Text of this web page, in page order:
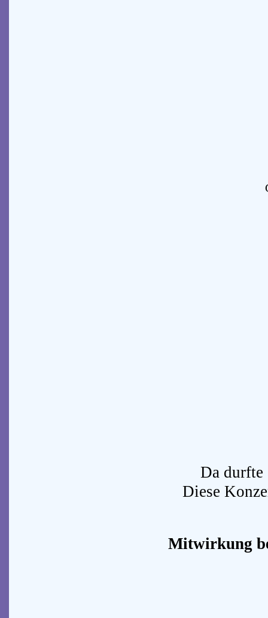
Da durfte
Diese
Mitwirkung